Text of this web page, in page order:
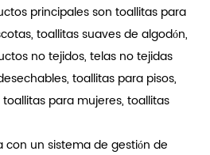
principales son toallitas para
toallitas suaves de algodón,
no tejidos, telas no tejidas
toallitas para pisos,
para mujeres, toallitas
un sistema de gestión de